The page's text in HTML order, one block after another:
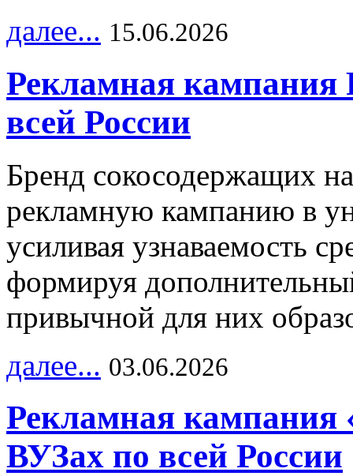
далее... 15.06.2026
Рекламная
всей России
Бренд сокосодержащих
рекламную кампанию в
усиливая узнаваемость
формируя
привычной для них
далее... 03.06.2026
Рекламная кампания
ВУЗах по всей России